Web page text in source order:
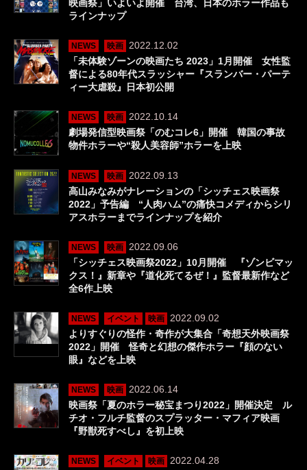
映画祭」いよいよ開催 台湾、日本のホラー作品も
ラインナップ
NEWS 映画
2022.12.02
「未体験ゾーンの映画たち 2023」1月開催 女性監
督による80年代スラッシャー『スランバー・パーテ
ィー大虐殺』日本初公開
NEWS 映画
2022.10.14
劇場発信型映画祭「のむコレ6」開催 韓国の事故
物件ホラーや“殺人美容師”ホラーを上映
NEWS 映画
2022.09.13
高山みなみがナレーションの「シッチェス映画祭
2022」予告編 “人肉ハム”の痛快コメディからシリ
アスホラーまでラインナップを紹介
NEWS 映画
2022.09.06
「シッチェス映画祭2022」10月開催 『ゾンビマッ
クス！』新章や『道化死てるぜ！』監督最新作など
全6作上映
NEWS イベント 映画
2022.09.02
よりすぐりの怪作・奇作が大集合「奇想天外映画祭
2022」開催 怪奇と幻想の傑作ホラー『顔のない
眼』などを上映
NEWS 映画
2022.06.14
映画祭「夏のホラー秘宝まつり2022」開催決定 ル
チオ・フルチ監督のスプラッター・マフィア映画
『野獣死すべし』を初上映
NEWS イベント 映画
2022.04.28